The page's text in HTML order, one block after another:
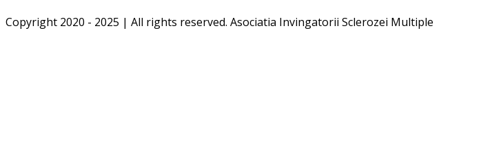
Copyright 2020 - 2025 | All rights reserved. Asociatia Invingatorii Sclerozei Multiple